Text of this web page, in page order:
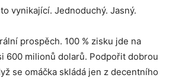
vynikající. Jednoduchý. Jasný.
prospěch. 100 % zisku jde na
600 milionů dolarů. Podpořit dobrou
se omáčka skládá jen z decentního